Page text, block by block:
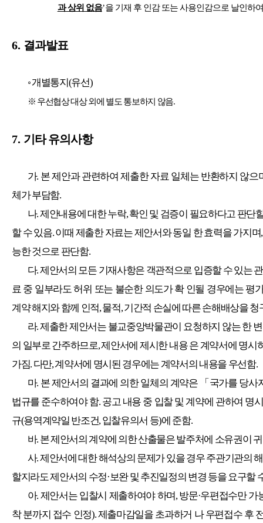
과 상위 없음’을 기재 후 인감 또는 사용인감으로 날인하
6. 결과발표
◦개별통지(유선)
※ 우선협상 대상 외에 별도 통보하지 않음.
7. 기타 유의사항
가. 본 제안과 관련하여 제출한 자료 일체는 반환하지 않으
체가 부담함.
나.제안내용에 대한 누락,확인 및 검증이 필요하다고 판단
할 수 있음.이때 제출한 자료는 제안서와 동일 한 효력을 가지며
능한 것으로 판단함.
다.제안서의 모든 기재사항은 객관적으로 입증할 수 있는
료 중 일부라도 허위 또는 불순한 의도가 확 인될 경우에는 평
계약 해지와 함께 인적,물적,기간적 손실에 따른 손해배상을 청
라.제출한 제안서는 불교중앙박물관이 요청하지 않는 한
의 일부로 간주하므로,제안서에 제시한 내용 은 계약서에 명시
가짐. 다만,계약서에 명시된 경우에는 계약서의 내용을 우선함.
마. 본 제안서의 결과에 의한 일체의 계약은 「 국가를 당사
법규를 준수하여야 함. 공고 내용 중 입찰 및 계약에 관하여 명
규(용역계약일 반조건, 입찰유의서 등)에 준함.
바. 본 제안서의 계약에 의한 산출물은 발주처에 소유권이
사.제안서에 대한 해석상의 문제가 있을 경우 주관기관의
할지라도 제안서의 수정· 보완 및 추진일정의 변경 등을 요구할
아. 제안서는 입찰시 제출하여야 하며, 방문·우편접수만 가
착 분까지 접수 인정).제출마감일을 초과하거 나 우편접수 후